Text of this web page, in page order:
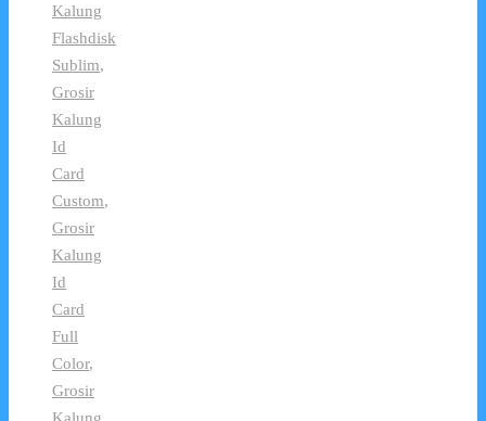
Kalung
Flashdisk
Sublim,
Grosir
Kalung
Id
Card
Custom,
Grosir
Kalung
Id
Card
Full
Color,
Grosir
Kalung